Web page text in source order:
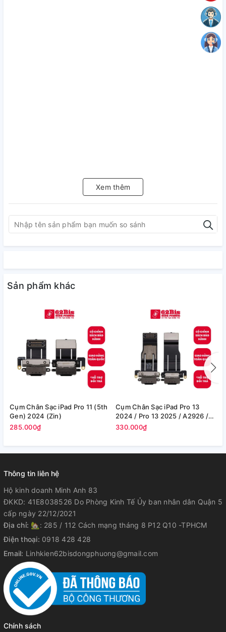
Xem thêm
Sản phẩm khác
Cụm Chân Sạc iPad Pro 11 (5th
Gen) 2024 (Zin)
285.000₫
Cụm Chân Sạc iPad Pro 13
2024 / Pro 13 2025 / A2926 /
A2925 (Zin)
330.000₫
Thông tin liên hệ
Hộ kinh doanh Minh Anh 83
ĐKKD: 41E8038526 Do Phòng Kinh Tế Ủy ban nhân dân Quận 5
cấp ngày 22/12/2021
Địa chỉ: 🏡: 285 / 112 Cách mạng tháng 8 P12 Q10 -TPHCM
Điện thoại: 0918 428 428
Email: Linhkien62bisdongphuong@gmail.com
Chính sách